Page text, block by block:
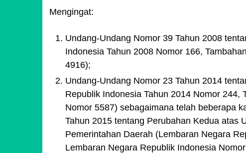
Mengingat:
Undang-Undang Nomor 39 Tahun 2008
Indonesia Tahun 2008 Nomor 166,
4916);
Undang-Undang Nomor 23 Tahun 2014
Republik Indonesia Tahun 2014 Nomor
Nomor 5587) sebagaimana telah beberapa
Tahun 2015 tentang Perubahan Kedua atas
Pemerintahan Daerah (Lembaran Negara
Lembaran Negara Republik Indonesia